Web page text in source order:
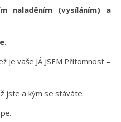
naladěním (vysíláním) a
je vaše JÁ JSEM Přítomnost =
jste a kým se stáváte.